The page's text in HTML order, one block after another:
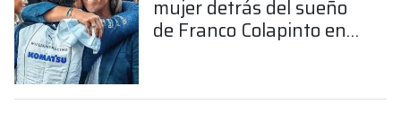
mujer detrás del sueño
de Franco Colapinto en